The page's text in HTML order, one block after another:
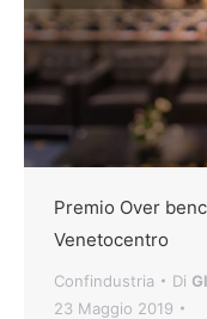
Premio Over
Venetocentro
Confindustria Di
23 Maggio 2019